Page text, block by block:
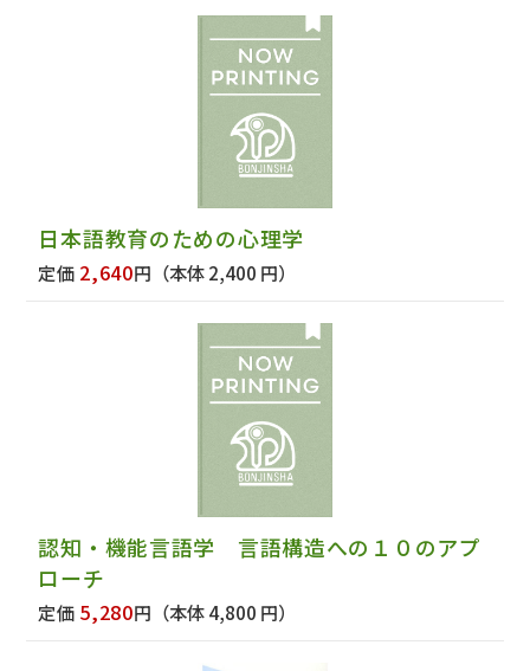
日本語教育のための心理学
定価 2,640円 （本体 2,400 円）
認知・機能言語学 言語構造への１０のアプ
ローチ
定価 5,280円 （本体 4,800 円）